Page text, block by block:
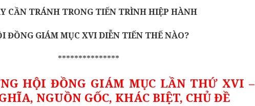
CẦN TRÁNH TRONG TIẾN TRÌNH HIỆP HÀNH
ĐỒNG GIÁM MỤC XVI DIỄN TIẾN THẾ NÀO?
***************
HỘI ĐỒNG GIÁM MỤC LẦN THỨ XVI –
NGUỒN GỐC, KHÁC BIỆT, CHỦ ĐỀ